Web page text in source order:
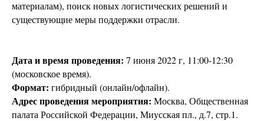
материалам), поиск новых логистических решений и
существующие меры поддержки отрасли.
Дата и время проведения: 7 июня 2022 г, 11:00-12:30
(московское время).
Формат: гибридный (онлайн/офлайн).
Адрес проведения мероприятия: Москва, Общественная
палата Российской Федерации, Миусская пл., д.7, стр.1.